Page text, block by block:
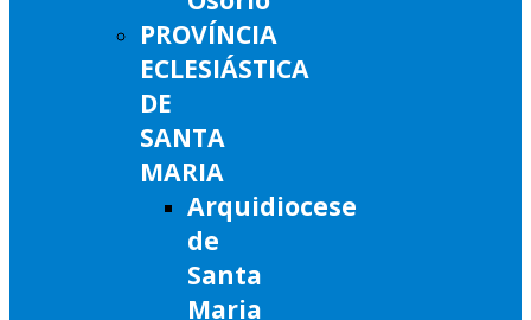
PROVÍNCIA
ECLESIÁSTICA
DE
SANTA
MARIA
Arquidiocese
de
Santa
Maria